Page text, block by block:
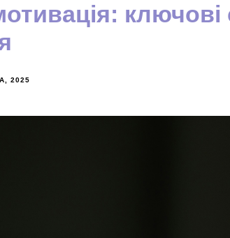
ключові
2025